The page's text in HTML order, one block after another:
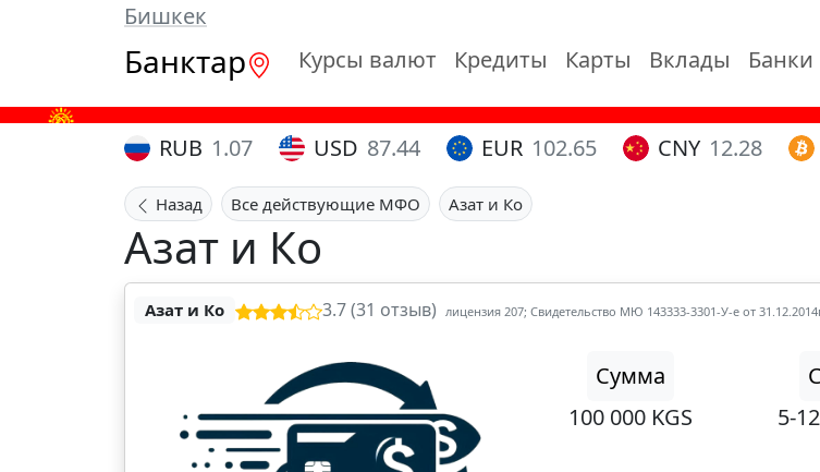
Бишкек
Банктар Курсы валют Кредиты Карты Вклады Банки
RUB 1.07 USD 87.44 EUR 102.65 CNY 12.28
Назад Все действующие МФО Азат и Ко
Азат и Ко
Азат и Ко 3.7 (31 отзыв) лицензия 207; Свидетельство МЮ 143333-3301-У-е от
Сумма
100 000 KGS
5-